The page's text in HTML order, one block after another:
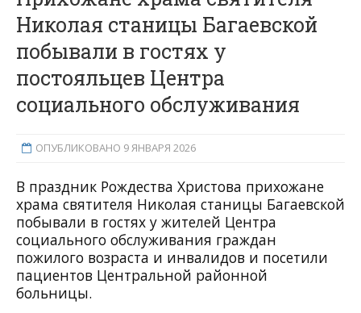
Николая станицы Багаевской
побывали в гостях у
постояльцев Центра
социального обслуживания
ОПУБЛИКОВАНО 9 ЯНВАРЯ 2026
В праздник Рождества Христова прихожане
храма святителя Николая станицы Багаевской
побывали в гостях у жителей Центра
социального обслуживания граждан
пожилого возраста и инвалидов и посетили
пациентов Центральной районной
больницы.